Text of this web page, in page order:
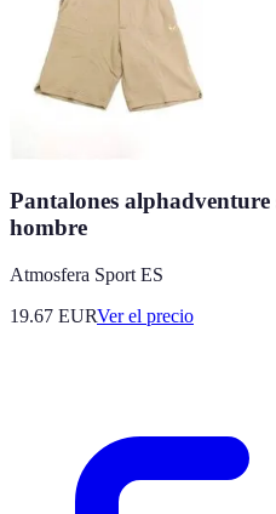
Pantalones alphadventure
hombre
Atmosfera Sport ES
19.67 EURVer el precio